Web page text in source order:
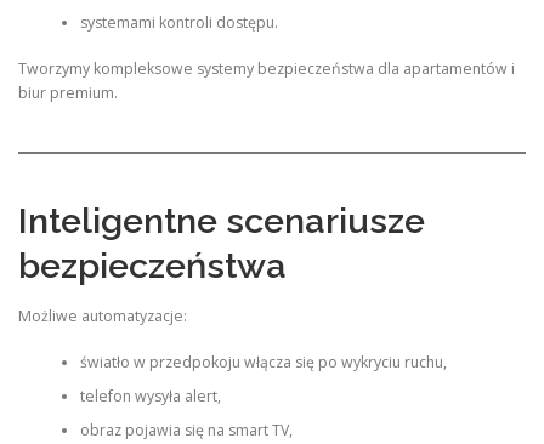
systemami kontroli dostępu.
Tworzymy kompleksowe systemy bezpieczeństwa dla apartamentów i
biur premium.
Inteligentne scenariusze
bezpieczeństwa
Możliwe automatyzacje:
światło w przedpokoju włącza się po wykryciu ruchu,
telefon wysyła alert,
obraz pojawia się na smart TV,